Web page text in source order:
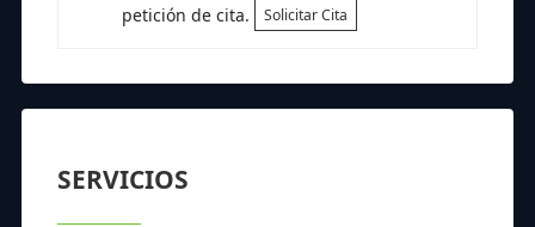
petición de cita.
Solicitar Cita
SERVICIOS